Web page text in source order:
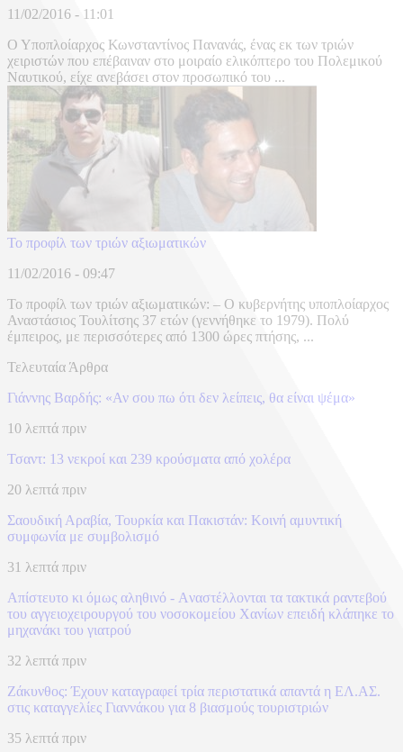
11/02/2016 - 11:01
Ο Υποπλοίαρχος Κωνσταντίνος Πανανάς, ένας εκ των τριών
χειριστών που επέβαιναν στο μοιραίο ελικόπτερο του Πολεμικού
Ναυτικού, είχε ανεβάσει στον προσωπικό του ...
Το προφίλ των τριών αξιωματικών
11/02/2016 - 09:47
Το προφίλ των τριών αξιωματικών: – Ο κυβερνήτης υποπλοίαρχος
Αναστάσιος Τουλίτσης 37 ετών (γεννήθηκε το 1979). Πολύ
έμπειρος, με περισσότερες από 1300 ώρες πτήσης, ...
Τελευταία Άρθρα
Γιάννης Βαρδής: «Αν σου πω ότι δεν λείπεις, θα είναι ψέμα»
10 λεπτά πριν
Τσαντ: 13 νεκροί και 239 κρούσματα από χολέρα
20 λεπτά πριν
Σαουδική Αραβία, Τουρκία και Πακιστάν: Kοινή αμυντική
συμφωνία με συμβολισμό
31 λεπτά πριν
Απίστευτο κι όμως αληθινό - Aναστέλλονται τα τακτικά ραντεβού
του αγγειοχειρουργού του νοσοκομείου Χανίων επειδή κλάπηκε το
μηχανάκι του γιατρού
32 λεπτά πριν
Ζάκυνθος: Έχουν καταγραφεί τρία περιστατικά απαντά η ΕΛ.ΑΣ.
στις καταγγελίες Γιαννάκου για 8 βιασμούς τουριστριών
35 λεπτά πριν